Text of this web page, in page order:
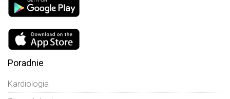
Poradnie
Kardiologia